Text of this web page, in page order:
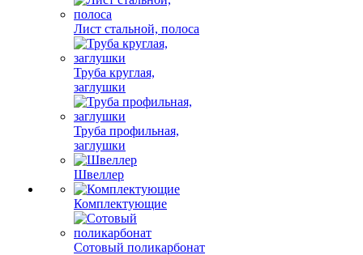
Лист стальной, полоса
Труба круглая,
заглушки
Труба профильная,
заглушки
Швеллер
Комплектующие
Сотовый поликарбонат